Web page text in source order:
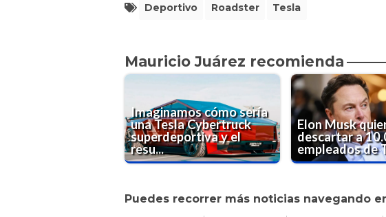
Deportivo Roadster Tesla
Mauricio Juárez recomienda
Imaginamos cómo sería
una Tesla Cybertruck
superdeportiva y el
resu...
Elon Musk
descartar a
empleados de
Puedes recorrer más noticias navegando